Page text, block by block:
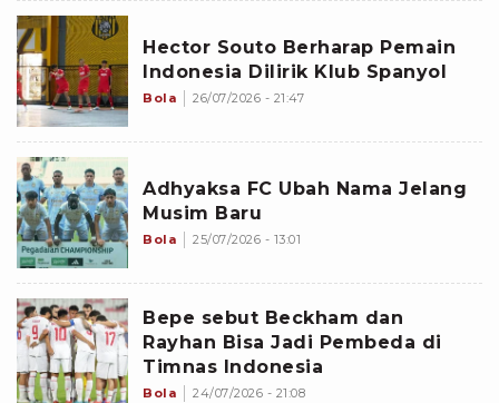
Hector Souto Berharap Pemain
Indonesia Dilirik Klub Spanyol
Bola 26/07/2026 - 21:47
Adhyaksa FC Ubah Nama Jelang
Musim Baru
Bola 25/07/2026 - 13:01
Bepe sebut Beckham dan
Rayhan Bisa Jadi Pembeda di
Timnas Indonesia
Bola 24/07/2026 - 21:08